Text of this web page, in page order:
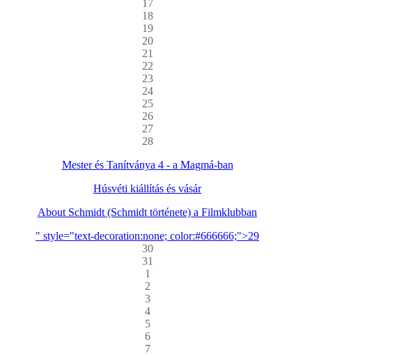
17
18
19
20
21
22
23
24
25
26
27
28
Mester és Tanítványa 4 - a Magmá-ban
Húsvéti kiállítás és vásár
About Schmidt (Schmidt története) a Filmklubban
" style="text-decoration:none; color:#666666;">29
30
31
1
2
3
4
5
6
7